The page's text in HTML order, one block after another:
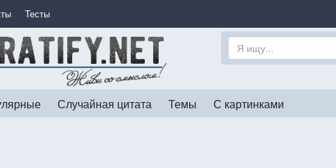
Тесты
Случайная цитата Темы С картинками